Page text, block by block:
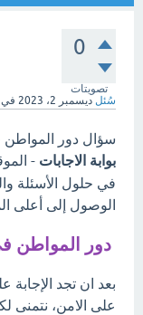
0
تصويتات
سُئل ديسمبر 2، 2023 في
سؤال دور المواطن
بوابة الاجابات -
في حلول الأسئلة
الوصول إلى أعلى
دور المواطن
بعد ان تجد
على الامن، نتمنى